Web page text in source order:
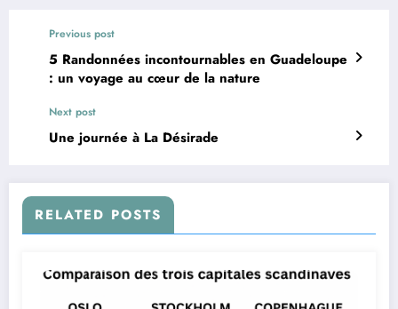
Previous post
5 Randonnées incontournables en Guadeloupe
: un voyage au cœur de la nature
Next post
Une journée à La Désirade
RELATED POSTS